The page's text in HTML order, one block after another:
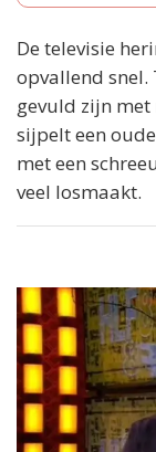
De televisie
opvallend snel.
gevuld zijn met
sijpelt een
met een
veel losmaakt.